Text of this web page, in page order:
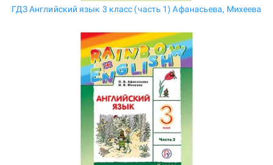
ГДЗ Английский язык 3 класс (часть 1) Афанасьева, Михеева